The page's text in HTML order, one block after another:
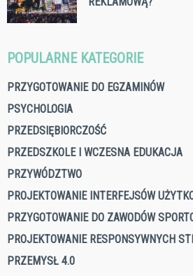
POPULARNE KATEGORIE
PRZYGOTOWANIE DO EGZAMINÓW
PSYCHOLOGIA
PRZEDSIĘBIORCZOŚĆ
PRZEDSZKOLE I WCZESNA EDUKACJA
PRZYWÓDZTWO
PROJEKTOWANIE INTERFEJSÓW
PRZYGOTOWANIE DO ZAWODÓW
PROJEKTOWANIE RESPONSYWNYCH
PRZEMYSŁ 4.0